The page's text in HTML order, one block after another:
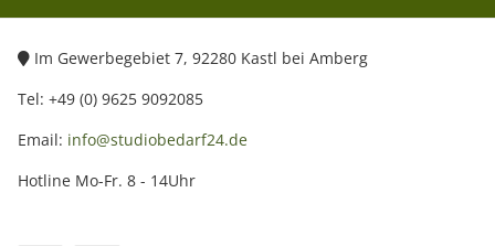
Im Gewerbegebiet 7, 92280 Kastl bei Amberg
Tel: +49 (0) 9625 9092085
Email: info@studiobedarf24.de
Hotline Mo-Fr. 8 - 14Uhr